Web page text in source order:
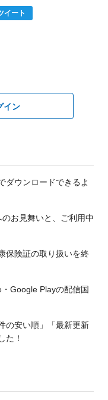
イート
イン
ダウンロードできるよ
お見舞いと、ご利用中
保険証の取り扱いを終
Google Playの配信国
の安い順」「最新更新
た！